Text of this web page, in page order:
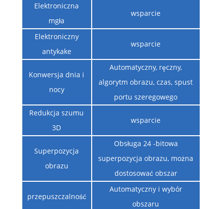
Elektroniczna
mgła
wsparcie
Elektroniczny
antykake
wsparcie
Konwersja dnia i
nocy
Automatyczny, ręczny,
algorytm obrazu, czas, spust
portu szeregowego
Redukcja szumu
3D
wsparcie
Superpozycja
obrazu
Obsługa 24 -bitowa
superpozycja obrazu, można
dostosować obszar
przepuszczalność
Automatyczny i wybór
obszaru